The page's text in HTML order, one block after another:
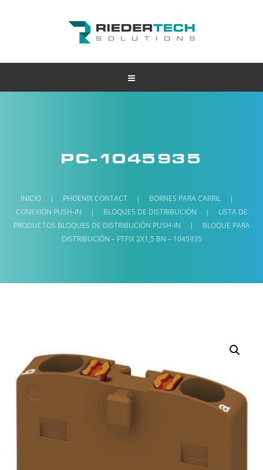
PC-1045935
INICIO | PHOENIX CONTACT | BORNES PARA CARRIL
|
CONEXIÓN PUSH-IN
| BLOQUES DE DISTRIBUCIÓN |
LISTA DE
PRODUCTOS BLOQUES DE DISTRIBUCIÓN PUSH-IN
|
BLOQUE PARA
DISTRIBUCIÓN – PTFIX 2X1,5 BN – 1045935